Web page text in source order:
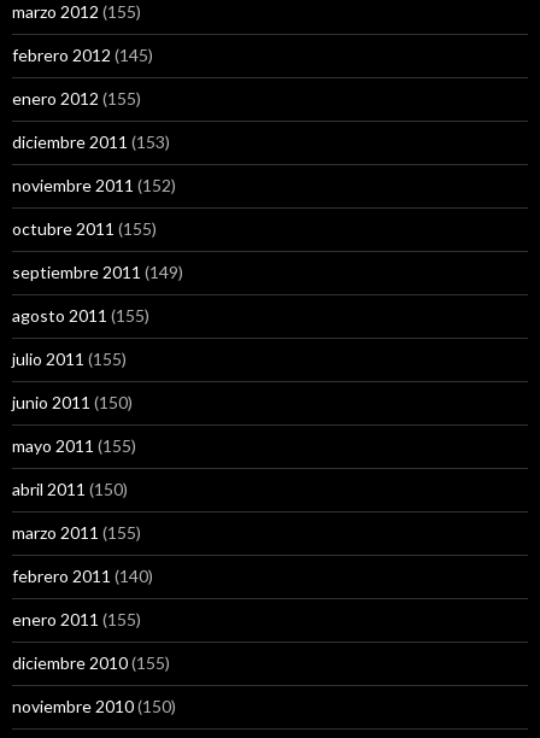
marzo 2012 (155)
febrero 2012 (145)
enero 2012 (155)
diciembre 2011 (153)
noviembre 2011 (152)
octubre 2011 (155)
septiembre 2011 (149)
agosto 2011 (155)
julio 2011 (155)
junio 2011 (150)
mayo 2011 (155)
abril 2011 (150)
marzo 2011 (155)
febrero 2011 (140)
enero 2011 (155)
diciembre 2010(155)
noviembre 2010(150)